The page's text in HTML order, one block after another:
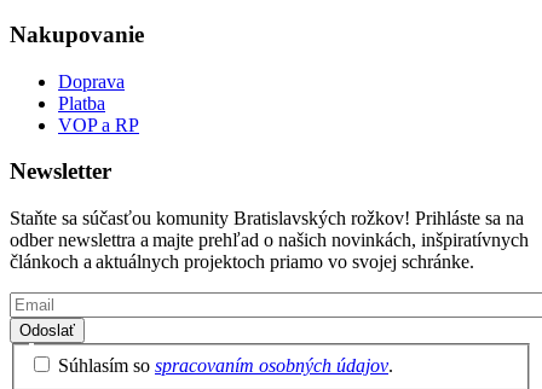
Nakupovanie
Doprava
Platba
VOP a RP
Newsletter
Staňte sa súčasťou komunity Bratislavských rožkov! Prihláste sa na
odber newslettra a majte prehľad o našich novinkách, inšpiratívnych
článkoch a aktuálnych projektoch priamo vo svojej schránke.
Email
Privacy
Policy
Súhlasím so spracovaním osobných údajov.